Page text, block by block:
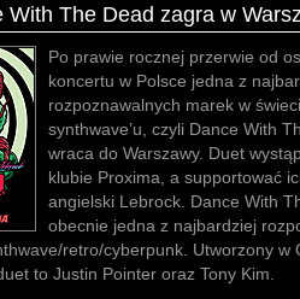
With The Dead zagra w
Po prawie rocznej przerwie od
koncertu w Polsce jedna z
rozpoznawalnych marek w
synthwave’u, czyli Dance With
wraca do Warszawy. Duet
klubie Proxima, a supportować
angielski Lebrock. Dance With
obecnie jedna z najbardziej
retro/cyberpunk. Utworzony w
to Justin Pointer oraz Tony Kim.